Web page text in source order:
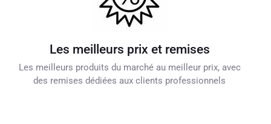
Les meilleurs prix et remises
Les meilleurs produits du marché au meilleur prix, avec
des remises dédiées aux clients professionnels